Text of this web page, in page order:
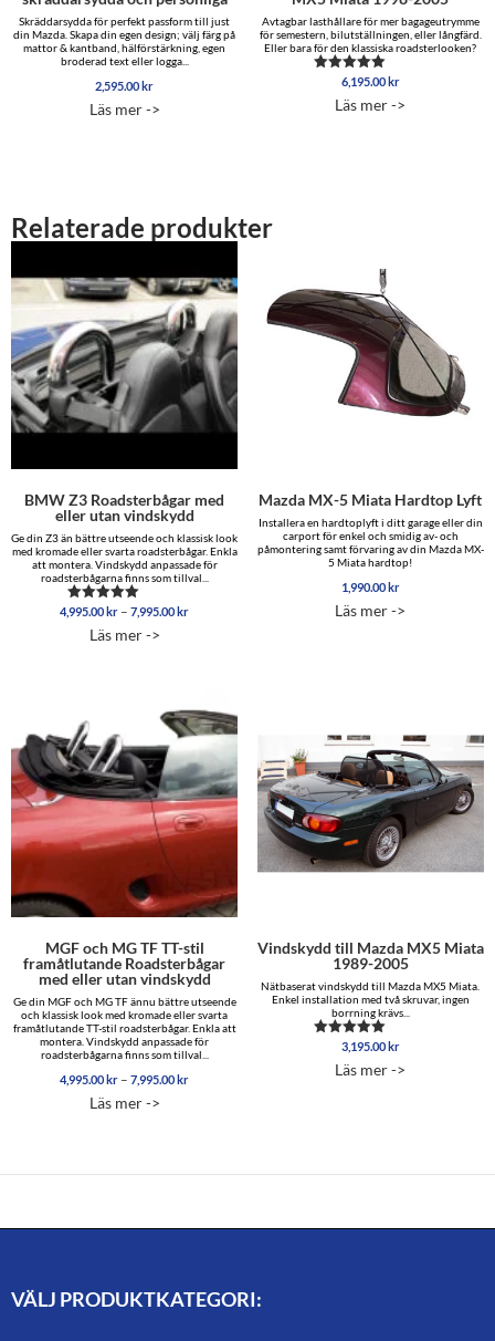
Skräddarsydda för perfekt passform till just
din Mazda. Skapa din egen design; välj färg på
mattor & kantband, hälförstärkning, egen
broderad text eller logga...
2,595.00kr
Läs mer ->
Avtagbar lasthållare för mer bagageutrymme
för semestern, bilutställningen, eller långfärd.
Eller bara för den klassiska roadsterlooken?
Betygsatt
av 5
6,195.00kr
Läs mer ->
Relaterade produkter
BMW Z3 Roadsterbågar med
eller utan vindskydd
Ge din Z3 än bättre utseende och klassisk look
med kromade eller svarta roadsterbågar. Enkla
att montera. Vindskydd anpassade för
roadsterbågarna finns som tillval...
Betygsatt
av 5
4,995.00kr – 7,995.00krPrisintervall:
Läs mer ->
Mazda MX-5 Miata Hardtop Lyft
Installera en hardtoplyft i ditt garage eller din
carport för enkel och smidig av- och
påmontering samt förvaring av din Mazda MX-
5 Miata hardtop!
1,990.00kr
Läs mer ->
MGF och MG TF TT-stil
framåtlutande Roadsterbågar
med eller utan vindskydd
Ge din MGF och MG TF ännu bättre utseende
och klassisk look med kromade eller svarta
framåtlutande TT-stil roadsterbågar. Enkla att
montera. Vindskydd anpassade för
roadsterbågarna finns som tillval...
4,995.00 kr – 7,995.00 krPrisintervall:
Läs mer ->
Vindskydd till Mazda MX5 Miata
1989-2005
Nätbaserat vindskydd till Mazda MX5 Miata.
Enkel installation med två skruvar, ingen
borrning krävs...
Betygsatt
av 5
3,195.00 kr
Läs mer ->
VÄLJ PRODUKTKATEGORI: